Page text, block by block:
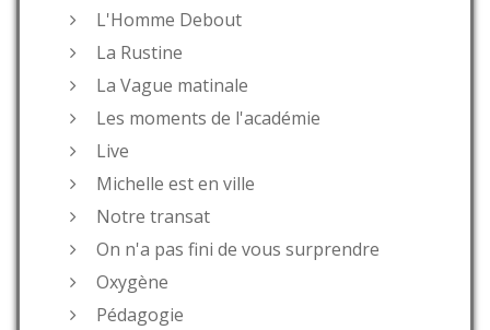
L'Homme Debout
La Rustine
La Vague matinale
Les moments de l'académie
Live
Michelle est en ville
Notre transat
On n'a pas fini de vous surprendre
Oxygène
Pédagogie